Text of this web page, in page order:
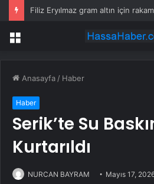
Menü
Anasayfa / Haber
Haber
Serik’te Su
Kurtarıldı
NURCAN BAYRAM Mayıs 17,